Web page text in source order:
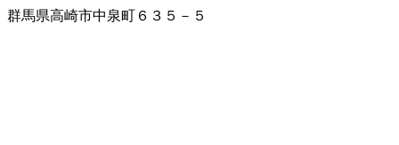
群馬県高崎市中泉町６３５－５